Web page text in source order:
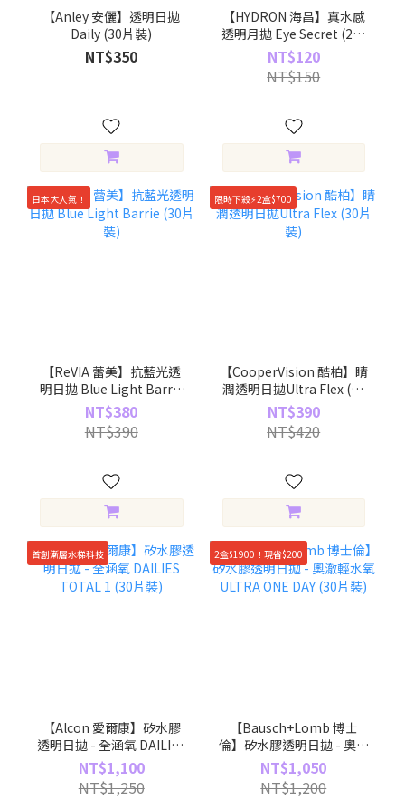
【Anley 安儷】透明日拋
Daily (30片裝)
NT$350
【HYDRON 海昌】真水感
透明月拋 Eye Secret (2片
裝)
NT$120
NT$150
日本大人氣！
【ReVIA 蕾美】抗藍光透
明日拋 Blue Light Barrie
(30片裝)
NT$380
NT$390
限時下殺⚡2盒$700
【CooperVision 酷柏】睛
潤透明日拋Ultra Flex (30
片裝)
NT$390
NT$420
首創漸層水梯科技
【Alcon 愛爾康】矽水膠
透明日拋 - 全涵氧 DAILIES
TOTAL 1 (30片裝)
NT$1,100
NT$1,250
2盒$1900！現省$200
【Bausch+Lomb 博士
倫】矽水膠透明日拋 - 奧澈
輕水氧 ULTRA ONE DAY
(30片裝)
NT$1,050
NT$1,200